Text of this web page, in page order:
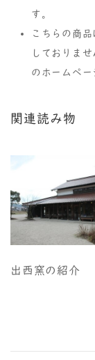
す。
こちらの商
しておりま
のホームペー
関連読み物
出西窯の紹介